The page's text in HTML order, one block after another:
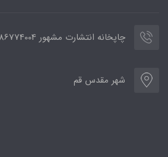
چاپخانه انتشارت مشهور 09386774004
شهر مقدس قم